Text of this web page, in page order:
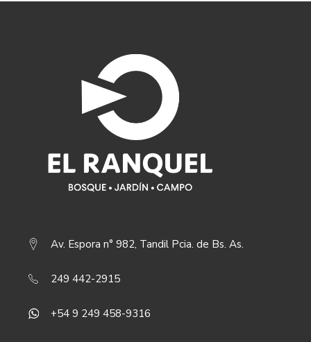
Av. Espora n° 982, Tandil Pcia. de Bs. As.
249 442-2915
+54 9 249 458-9316